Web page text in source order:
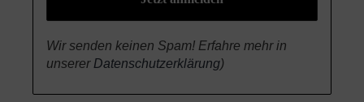
Wir senden keinen Spam! Erfahre mehr in
unserer Datenschutzerklärung)